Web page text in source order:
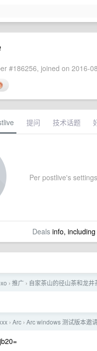
#186256, joined on 2016-
提问 技术话题
Per postlive's
Dealsinfo, including
› 推广 › 自家茶山的径山茶和龙
› Arc › Arc windows 测试版本邀